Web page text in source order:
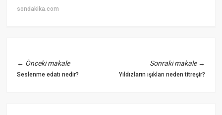
sondakika.com
← Önceki makale
Seslenme edatı nedir?
Sonraki makale→
Yıldızların ışıkları neden titreşir?